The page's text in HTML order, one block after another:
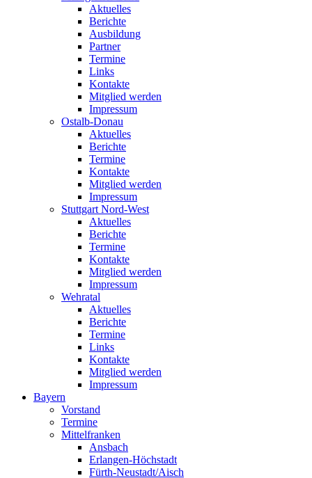
Aktuelles
Berichte
Ausbildung
Partner
Termine
Links
Kontakte
Mitglied werden
Impressum
Ostalb-Donau
Aktuelles
Berichte
Termine
Kontakte
Mitglied werden
Impressum
Stuttgart Nord-West
Aktuelles
Berichte
Termine
Kontakte
Mitglied werden
Impressum
Wehratal
Aktuelles
Berichte
Termine
Links
Kontakte
Mitglied werden
Impressum
Bayern
Vorstand
Termine
Mittelfranken
Ansbach
Erlangen-Höchstadt
Fürth-Neustadt/Aisch